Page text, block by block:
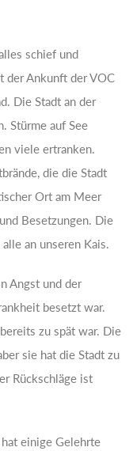
schief und
Ankunft der VOC
Die Stadt an der
Stürme auf See
viele ertranken.
die die Stadt
Ort am Meer
Besetzungen. Die
an unseren Kais.
Angst und der
besetzt war.
zu spät war. Die
sie hat die Stadt zu
Rückschläge ist
einige Gelehrte